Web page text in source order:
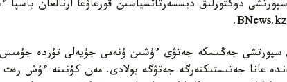
دوكتورلىق ديسسەرتاتسياسىن قورعاۋعا ارنالعان باسپا
سپورتشى جەڭىسكە جەتۋى ءۇشىن ۇنەمى جۇيەلى تۇردە
عانا جەتىستىكتەرگە جەتۋگە بولادى. مەن كۇنىنە ءۇش